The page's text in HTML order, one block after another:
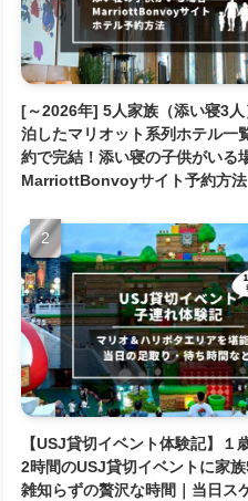
[～2026年] 5人家族（添い寝3
泊したマリオット系列ホテル一
約で完結！添い寝の子供がいる
MarriottBonvoyサイト予約方法
【USJ貸切イベント体験記】１
2時間のUSJ貸切イベントに家
雑知らずの贅沢な時間｜当日ス